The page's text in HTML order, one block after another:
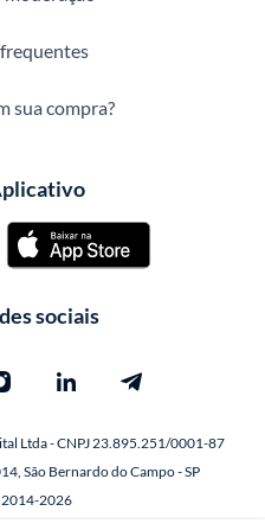
sua compra?
sociais
Ltda - CNPJ 23.895.251/0001-87
São Bernardo do Campo - SP
2026